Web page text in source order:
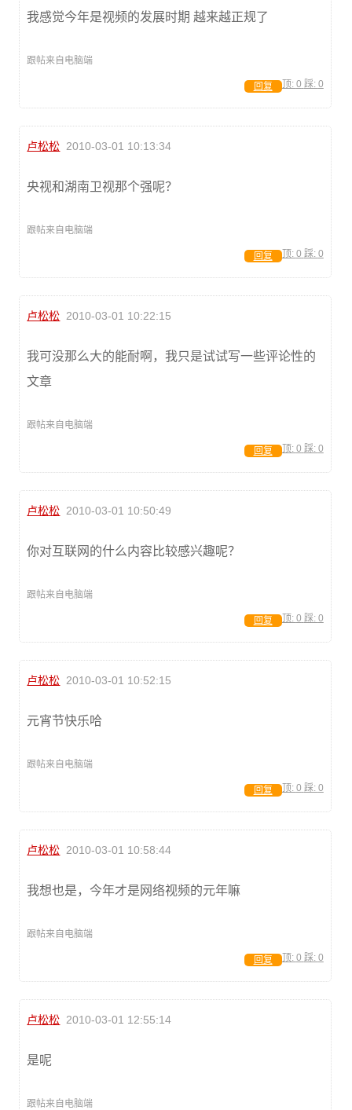
我感觉今年是视频的发展时期 越来越正规了
跟帖来自电脑端
顶: 0 踩: 0
回复
卢松松 2010-03-01 10:13:34
央视和湖南卫视那个强呢？
跟帖来自电脑端
顶: 0 踩: 0
回复
卢松松 2010-03-01 10:22:15
我可没那么大的能耐啊，我只是试试写一些评论性的
文章
跟帖来自电脑端
顶: 0 踩: 0
回复
卢松松 2010-03-01 10:50:49
你对互联网的什么内容比较感兴趣呢？
跟帖来自电脑端
顶: 0 踩: 0
回复
卢松松 2010-03-01 10:52:15
元宵节快乐哈
跟帖来自电脑端
顶: 0 踩: 0
回复
卢松松 2010-03-01 10:58:44
我想也是，今年才是网络视频的元年嘛
跟帖来自电脑端
顶: 0 踩: 0
回复
卢松松 2010-03-01 12:55:14
是呢
跟帖来自电脑端